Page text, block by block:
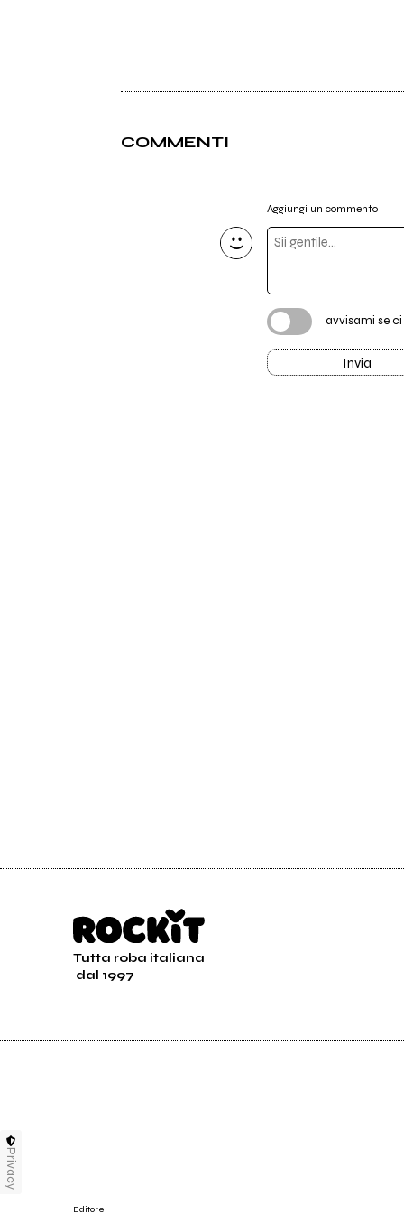
COMMENTI
Aggiungi un commento
avvisami se
Invia
Tutta roba italiana
dal 1997
Editore
Privacy